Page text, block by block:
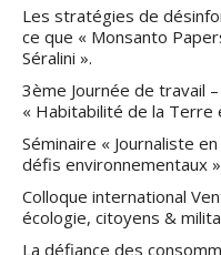
Les stratégies de
ce que « Monsanto
Séralini ».
3ème Journée de travail
« Habitabilité de la Terre
Séminaire « Journaliste
défis environnementaux »
Colloque international
écologie, citoyens &
La défiance des